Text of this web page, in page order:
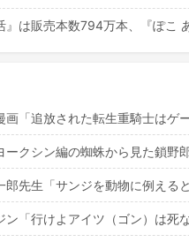
』は販売本数794万本、『ぽこ
画「追放された転生重騎士はゲ
ークシン編の蜘蛛から見た鎖野
郎先生「サンジを動物に例え
ン「行けよアイツ（ゴン）は死